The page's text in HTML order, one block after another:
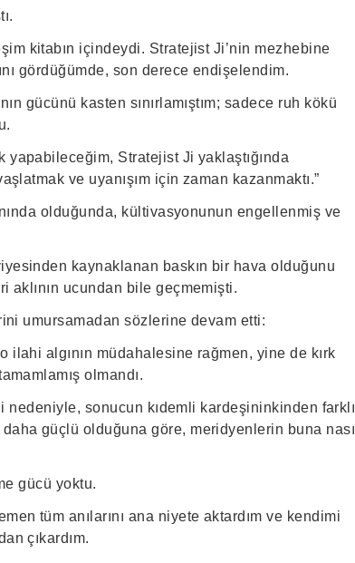
kitabın içindeydi. Stratejist Ji’nin mezhebine
gördüğümde, son derece endişelendim.
gücünü kasten sınırlamıştım; sadece ruh kökü
yapabileceğim, Stratejist Ji yaklaştığında
ve uyanışım için zaman kazanmaktı.”
olduğunda, kültivasyonunun engellenmiş ve
kaynaklanan baskın bir hava olduğunu
aklının ucundan bile geçmemişti.
umursamadan sözlerine devam etti:
ilahi algının müdahalesine rağmen, yine de kırk
olmandı.
sonucun kıdemli kardeşininkinden farklı
güçlü olduğuna göre, meridyenlerin buna nasıl
gücü yoktu.
tüm anılarını ana niyete aktardım ve kendimi
çıkardım.